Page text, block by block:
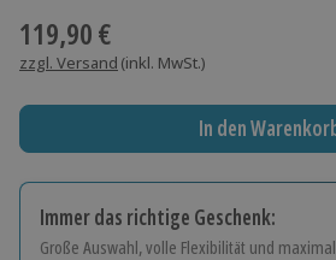
119,90 €
zzgl. Versand (inkl. MwSt.)
In den
Immer das richtige Geschenk:
Große Auswahl, volle Flexibilität und